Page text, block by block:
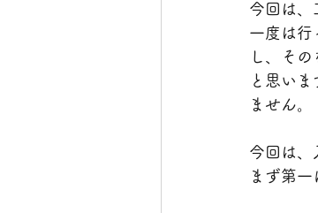
大
凍結防止
今回は、
一度は行
し、そ
と思い
ません。
今回は、
まず第